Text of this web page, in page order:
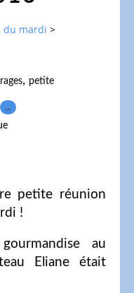
du mardi >
, petite
…
petite réunion
!
au
Eliane était